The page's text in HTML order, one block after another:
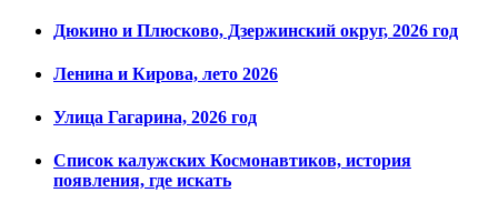
Дюкино и Плюсково, Дзержинский округ, 2026 год
Ленина и Кирова, лето 2026
Улица Гагарина, 2026 год
Список калужских Космонавтиков, история
появления, где искать